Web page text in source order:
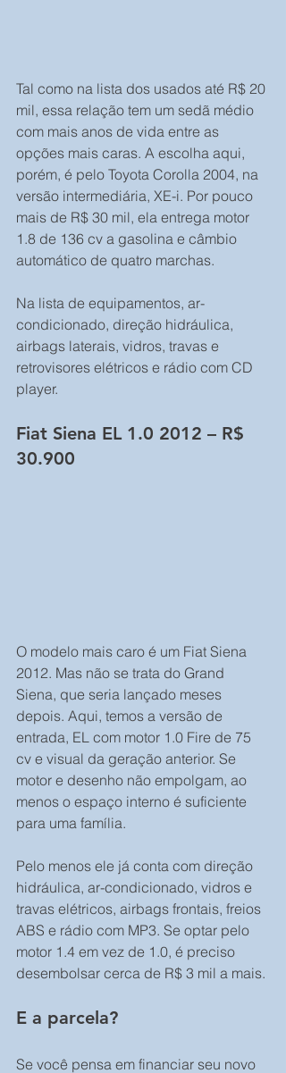
Tal como na lista dos usados até R$ 20
mil, essa relação tem um sedã médio
com mais anos de vida entre as
opções mais caras. A escolha aqui,
porém, é pelo Toyota Corolla 2004, na
versão intermediária, XE-i. Por pouco
mais de R$ 30 mil, ela entrega motor
1.8 de 136 cv a gasolina e câmbio
automático de quatro marchas.
Na lista de equipamentos, ar-
condicionado, direção hidráulica,
airbags laterais, vidros, travas e
retrovisores elétricos e rádio com CD
player.
Fiat Siena EL 1.0 2012 – R$
30.900
O modelo mais caro é um Fiat Siena
2012. Mas não se trata do Grand
Siena, que seria lançado meses
depois. Aqui, temos a versão de
entrada, EL com motor 1.0 Fire de 75
cv e visual da geração anterior. Se
motor e desenho não empolgam, ao
menos o espaço interno é suficiente
para uma família.
Pelo menos ele já conta com direção
hidráulica, ar-condicionado, vidros e
travas elétricos, airbags frontais, freios
ABS e rádio com MP3. Se optar pelo
motor 1.4 em vez de 1.0, é preciso
desembolsar cerca de R$ 3 mil a mais.
E a parcela?
Se você pensa em financiar seu novo